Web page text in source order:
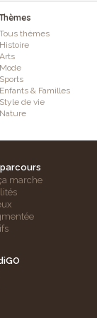
Thèmes
Tous thèmes
Histoire
Arts
Mode
Sports
Enfants & Familles
Style de vie
Nature
marche